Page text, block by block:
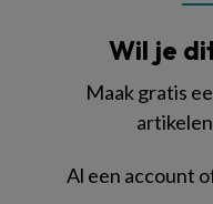
Wil je
Maak gratis
Al een account